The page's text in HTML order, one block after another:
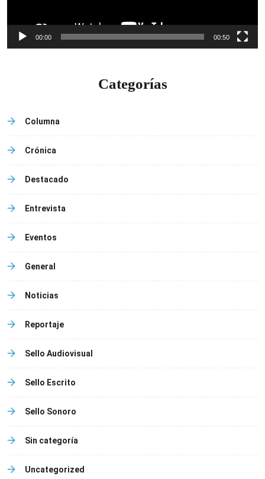
00:00 00:50
Categorías
Columna
Crónica
Destacado
Entrevista
Eventos
General
Noticias
Reportaje
Sello Audiovisual
Sello Escrito
Sello Sonoro
Sin categoría
Uncategorized